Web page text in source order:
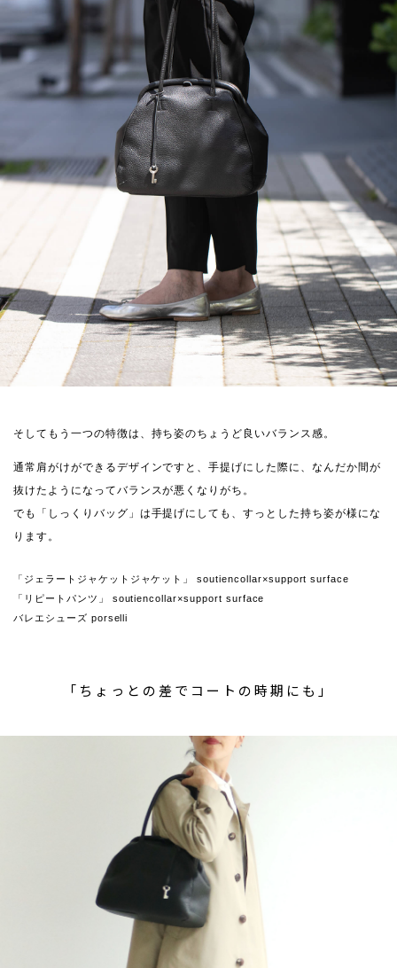
そしてもう一つの特徴は、持ち姿のちょうど良いバランス感。
通常肩がけができるデザインですと、手提げにした際に、なんだか間が
抜けたようになってバランスが悪くなりがち。
でも「しっくりバッグ」は手提げにしても、すっとした持ち姿が様にな
ります。
「ジェラートジャケットジャケット」 soutiencollar×support surface
「リピートパンツ」 soutiencollar×support surface
バレエシューズ porselli
「ちょっとの差でコートの時期にも」